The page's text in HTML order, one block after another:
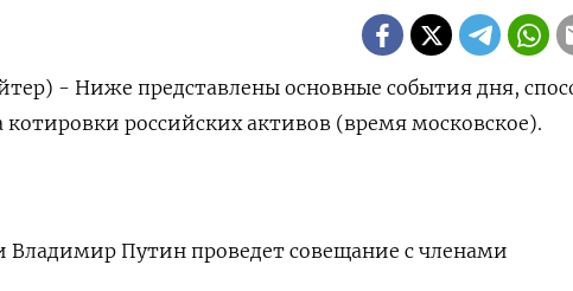
- Ниже представлены основные события дня,
котировки российских активов (время московское).
Владимир Путин проведет совещание с членами